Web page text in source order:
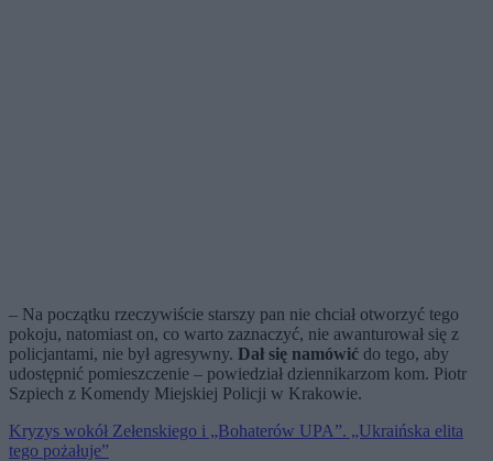
– Na początku rzeczywiście starszy pan nie chciał otworzyć tego
pokoju, natomiast on, co warto zaznaczyć, nie awanturował się z
policjantami, nie był agresywny. Dał się namówić do tego, aby
udostępnić pomieszczenie – powiedział dziennikarzom kom. Piotr
Szpiech z Komendy Miejskiej Policji w Krakowie.
Kryzys wokół Zełenskiego i „Bohaterów UPA”. „Ukraińska elita
tego pożałuje”